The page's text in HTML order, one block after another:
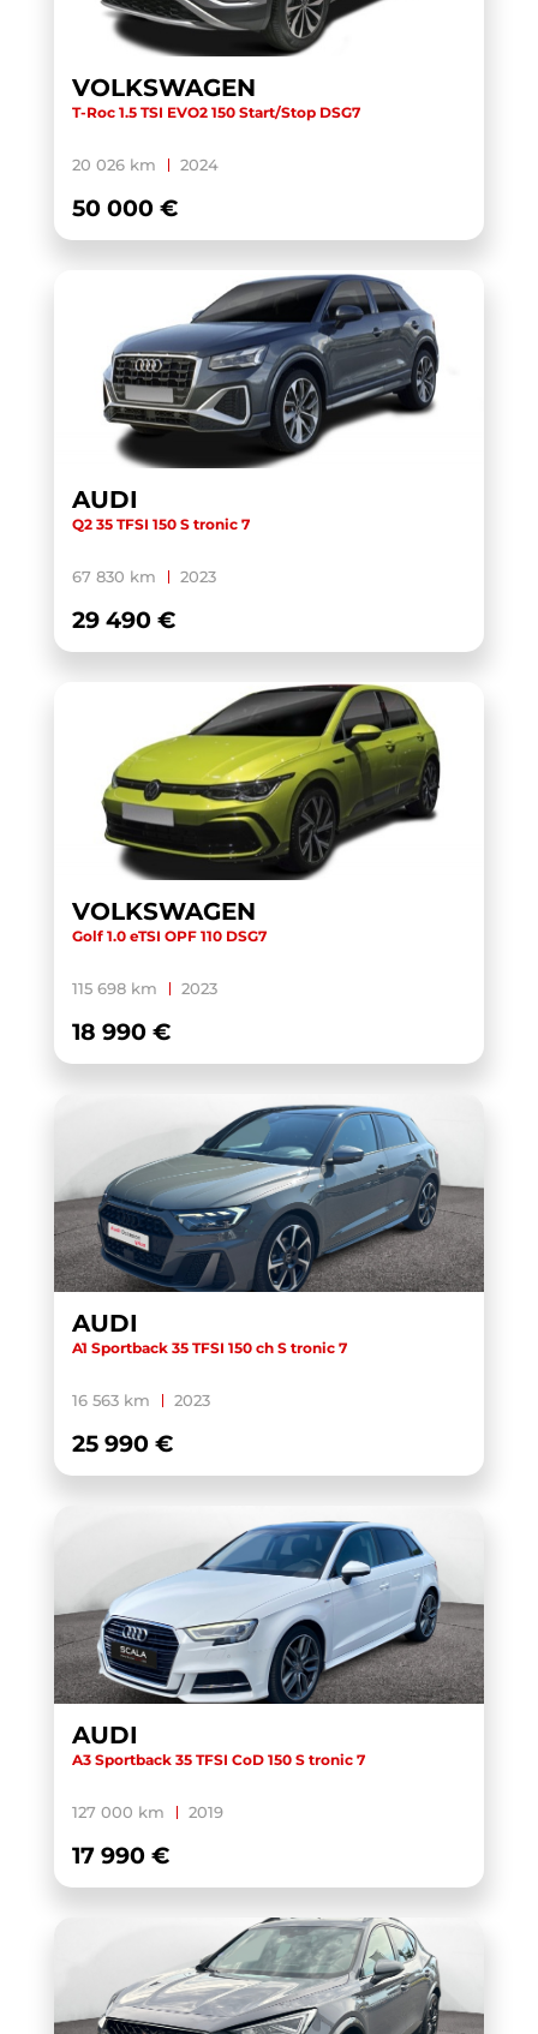
TOURAN
TOURAN BUSINESS (1)
TRANSIT CUSTOM CABINE APPROFONDIE
TRANSIT CUSTOM FOURGON
V60 BUSINESS (1)
WRANGLER (1)
X-TRAIL (1)
X1 F48 LCI (1)
X1 U11 (1)
YARIS HYBRIDE MY22
VOLKSWAGEN
T-Roc 1.5 TSI EVO2 150 Start/Stop DSG7
20 026 km 2024
50 000 €
AUDI
Q2 35 TFSI 150 S tronic 7
67 830 km 2023
29 490 €
VOLKSWAGEN
Golf 1.0 eTSI OPF 110 DSG7
115 698 km 2023
18 990 €
AUDI
A1 Sportback 35 TFSI 150 ch S tronic 7
16 563 km 2023
25 990 €
AUDI
A3 Sportback 35 TFSI CoD 150 S tronic 7
127 000 km 2019
17 990 €